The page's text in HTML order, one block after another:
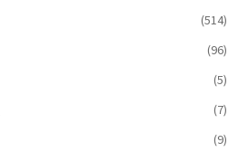
(514)
(96)
(5)
(7)
(9)